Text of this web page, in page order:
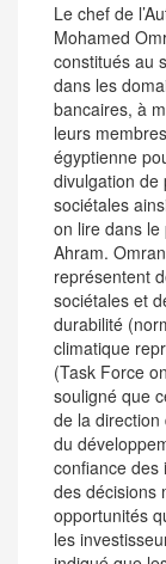
Le chef de
Mohamed
constitués au
dans les
bancaires, à
leurs
égyptienne
divulgation de
sociétales
on lire dans le
Ahram.
représentent
sociétales et
durabilité
climatique
(Task Force
souligné que
de la direction
du
confiance des
des décisions
opportunités
les